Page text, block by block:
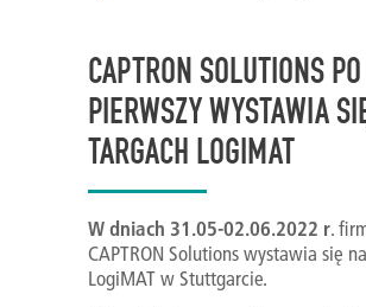
CAPTRON SOLUTIONS
PIERWSZY WYSTAWIA
TARGACH LOGIMAT
W dniach 31.05-02.06.2022 r.
CAPTRON Solutions wystawia się
LogiMAT w Stuttgarcie.